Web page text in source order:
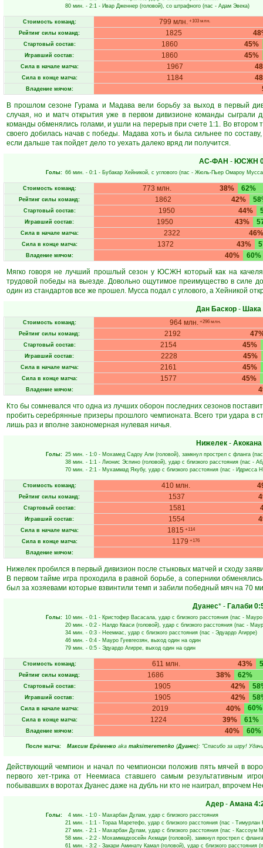
80 мин. - 2:1 - Ивар Дженнер (головой), со штрафного (пас - Адам Эвека)
Стоимость команд: 799 млн. +103 млн.
Рейтинг силы команд: 1825
Стартовый состав: 45%
1860
Игравший состав: 45%
1860
Сила в начале матча: 1967
Сила в конце матча: 1184
Владение мячом:
В прошлом сезоне Гурама и Мадава вели борьбу за выход в первый
случая, но и матч открытия уже в первом дивизионе команды сыграли
команды обменялись голами, и ушли на перерыв при счете 1:1. Во втором
своего добилась начав с победы. Мадава хоть и была сильнее по
если дальше так пойдет дело то уехать далеко вряд ли получится.
АС-ФАН - ЮСЖН
Голы: 66 мин. - 0:1 - Бубакар Хейникой, с углового (пас - Жюль-Пьер Омароу Мусса
Стоимость команд: 38%
773 млн. 62%
Рейтинг силы команд: 42%
1862
Стартовый состав: 44%
1950
Игравший состав: 43%
1950
Сила в начале матча: 46%
2322
Сила в конце матча: 43%
1372
Владение мячом: 40%
60%
Мягко говоря не лучший прошлый сезон у ЮСЖН который как на
трудовой победы на выезде. Довольно ощутимое преимущество в силе
один из стандартов все же прошел. Мусса подал с углового, а Хейникой
Дан Баскор - Шака
Стоимость команд: 964 млн. +296 млн.
Рейтинг силы команд: 2192
Стартовый состав: 45%
2154
Игравший состав: 45%
2228
Сила в начале матча: 45%
2161
Сила в конце матча: 45%
1577
Владение мячом:
Кто бы сомневался что одна из лучших оборон последних сезонов
пробить серебрянные призеры прошлого чемпионата. Всего три удара в
лишь раз и вполне закономерная нулевая ничья.
Нижелек- Акокана
Голы: 25 мин. - 1:0 - Мохамед Садоу Али (головой), замкнул прострел с фланга
38 мин. - 1:1 - Лионис Эспино (головой), удар с близкого расстояния (пас -
70 мин. - 2:1 - Мухаммад Якубу, удар с близкого расстояния (пас - Идрисса
Стоимость команд: 410 млн.
Рейтинг силы команд: 1537
Стартовый состав: 1581
Игравший состав: 1554
Сила в начале матча: 1815 +114
Сила в конце матча: 1179 +176
Владение мячом:
Нижелек пробился в первый дивизион после стыковых матчей и сходу
В первом тайме игра проходила в равной борьбе, а соперники
был за хозяевами которые взвинтили темп и забили победный мяч на 70
Дуанес* - Галаби
Голы: 10 мин. - 0:1 - Кристофер Васасала, удар с близкого расстояния (пас - Мауро
20 мин. - 0:2 - Налдо Кваси (головой), удар с близкого расстояния (пас -
34 мин. - 0:3 - Неемиас, удар с близкого расстояния (пас - Эдуардо Агирре)
46 мин. - 0:4 - Мауро Гуевгеозян, выход один на один
79 мин. - 0:5 - Эдуардо Агирре, выход один на один
Стоимость команд: 43%
611 млн.
Рейтинг силы команд: 38%
1686 62%
Стартовый состав: 42%
1905
Игравший состав: 42%
1905
Сила в начале матча: 40%
2019 60%
Сила в конце матча: 39%
1224 61%
Владение мячом: 40% 60%
После матча: Максим Ерёменко aka maksimeremenko (Дуанес): "Спасибо за игру!
Действующий чемпион и начал по чемпионски положив пять мячей в
первого хет-трика от Неемиаса ставшего самым результативным
побывавших в воротах Дуанес даже на дубль ни кто не наиграл, впрочем
Адер- Амана
Голы: 4 мин. - 1:0 - Махарбан Дулам, удар с близкого расстояния
21 мин. - 1:1 - Тораа Маретефо, удар с близкого расстояния (пас - Тимурлан
27 мин. - 2:1 - Махарбан Дулам, удар с близкого расстояния (пас - Кассоум
58 мин. - 2:2 - Мохаммадхосейн Ахмади (головой), замкнул прострел с
61 мин. - 3:2 - Закари Аминату Камал (головой), удар с близкого расстояния